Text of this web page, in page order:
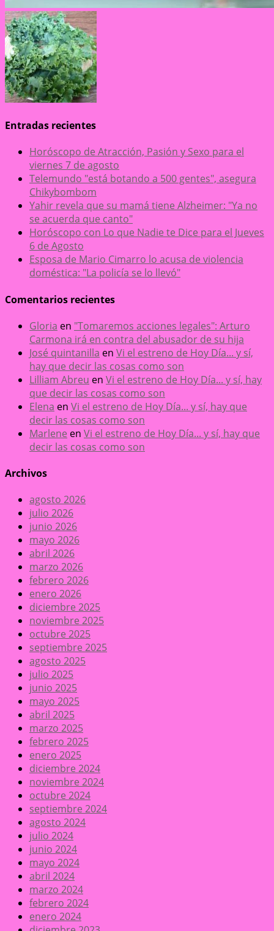
Entradas recientes
Horóscopo de Atracción, Pasión y Sexo para el
viernes 7 de agosto
Telemundo "está botando a 500 gentes", asegura
Chikybombom
Yahir revela que su mamá tiene Alzheimer: "Ya no
se acuerda que canto"
Horóscopo con Lo que Nadie te Dice para el Jueves
6 de Agosto
Esposa de Mario Cimarro lo acusa de violencia
doméstica: "La policía se lo llevó"
Comentarios recientes
Gloria en "Tomaremos acciones legales": Arturo
Carmona irá en contra del abusador de su hija
José quintanilla en Vi el estreno de Hoy Día... y sí,
hay que decir las cosas como son
Lilliam Abreu en Vi el estreno de Hoy Día... y sí, hay
que decir las cosas como son
Elena en Vi el estreno de Hoy Día... y sí, hay que
decir las cosas como son
Marlene en Vi el estreno de Hoy Día... y sí, hay que
decir las cosas como son
Archivos
agosto 2026
julio 2026
junio 2026
mayo 2026
abril 2026
marzo 2026
febrero 2026
enero 2026
diciembre 2025
noviembre 2025
octubre 2025
septiembre 2025
agosto 2025
julio 2025
junio 2025
mayo 2025
abril 2025
marzo 2025
febrero 2025
enero 2025
diciembre 2024
noviembre 2024
octubre 2024
septiembre 2024
agosto 2024
julio 2024
junio 2024
mayo 2024
abril 2024
marzo 2024
febrero 2024
enero 2024